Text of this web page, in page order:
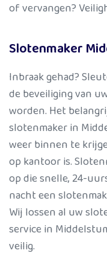
of vervangen?
Slotenmaker
Inbraak gehad?
de beveiliging van
worden. Het
slotenmaker in
weer binnen te
op kantoor is.
op die snelle, 24-
nacht een
Wij lossen al uw
service in
veilig.